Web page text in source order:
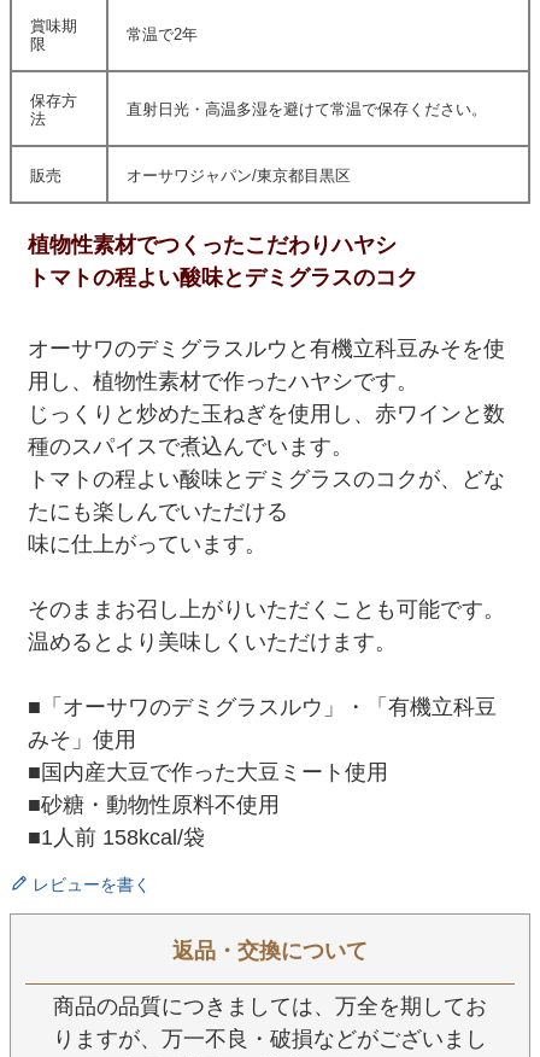
賞味期
限
常温で2年
保存方
法
直射日光・高温多湿を避けて常温で保存ください。
販売 オーサワジャパン/東京都目黒区
植物性素材でつくったこだわりハヤシ
トマトの程よい酸味とデミグラスのコク
オーサワのデミグラスルウと有機立科豆みそを使
用し、植物性素材で作ったハヤシです。
じっくりと炒めた玉ねぎを使用し、赤ワインと数
種のスパイスで煮込んでいます。
トマトの程よい酸味とデミグラスのコクが、どな
たにも楽しんでいただける
味に仕上がっています。
そのままお召し上がりいただくことも可能です。
温めるとより美味しくいただけます。
■「オーサワのデミグラスルウ」・「有機立科豆
みそ」使用
■国内産大豆で作った大豆ミート使用
■砂糖・動物性原料不使用
■1人前 158kcal/袋
レビューを書く
返品・交換について
商品の品質につきましては、万全を期してお
りますが、万一不良・破損などがございまし